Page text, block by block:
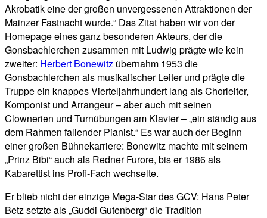
Akrobatik eine der großen unvergessenen Attraktionen der
Mainzer Fastnacht wurde.“ Das Zitat haben wir von der
Homepage eines ganz besonderen Akteurs, der die
Gonsbachlerchen zusammen mit Ludwig prägte wie kein
zweiter: Herbert Bonewitz übernahm 1953 die
Gonsbachlerchen als musikalischer Leiter und prägte die
Truppe ein knappes Vierteljahrhundert lang als Chorleiter,
Komponist und Arrangeur – aber auch mit seinen
Clownerien und Turnübungen am Klavier – „ein ständig aus
dem Rahmen fallender Pianist.“ Es war auch der Beginn
einer großen Bühnekarriere: Bonewitz machte mit seinem
„Prinz Bibi“ auch als Redner Furore, bis er 1986 als
Kabarettist ins Profi-Fach wechselte.
Er blieb nicht der einzige Mega-Star des GCV: Hans Peter
Betz setzte als „Guddi Gutenberg“ die Tradition